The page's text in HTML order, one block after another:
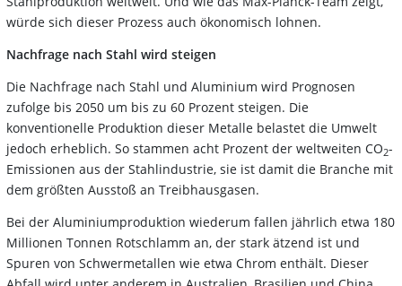
würde sich dieser Prozess auch ökonomisch lohnen.
Nachfrage nach Stahl wird steigen
Die Nachfrage nach Stahl und Aluminium wird Prognosen
zufolge bis 2050 um bis zu 60 Prozent steigen. Die
konventionelle Produktion dieser Metalle belastet die Umwelt
jedoch erheblich. So stammen acht Prozent der weltweiten CO2-
Emissionen aus der Stahlindustrie, sie ist damit die Branche mit
dem größten Ausstoß an Treibhausgasen.
Bei der Aluminiumproduktion wiederum fallen jährlich etwa 180
Millionen Tonnen Rotschlamm an, der stark ätzend ist und
Spuren von Schwermetallen wie etwa Chrom enthält. Dieser